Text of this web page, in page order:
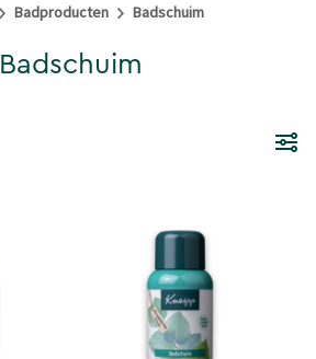
Badproducten Badschuim
Badschuim